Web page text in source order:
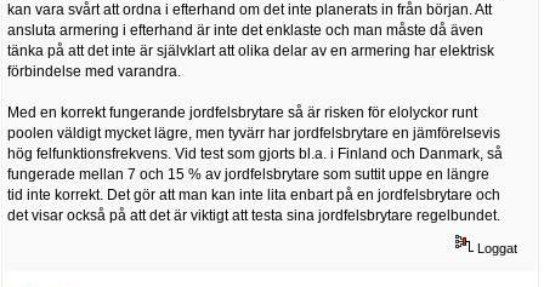
kan vara svårt att ordna i efterhand om det inte planerats in från början. Att
ansluta armering i efterhand är inte det enklaste och man måste då även
tänka på att det inte är självklart att olika delar av en armering har elektrisk
förbindelse med varandra.
Med en korrekt fungerande jordfelsbrytare så är risken för elolyckor runt
poolen väldigt mycket lägre, men tyvärr har jordfelsbrytare en jämförelsevis
hög felfunktionsfrekvens. Vid test som gjorts bl.a. i Finland och Danmark, så
fungerade mellan 7 och 15 % av jordfelsbrytare som suttit uppe en längre
tid inte korrekt. Det gör att man kan inte lita enbart på en jordfelsbrytare och
det visar också på att det är viktigt att testa sina jordfelsbrytare regelbundet.
Loggat